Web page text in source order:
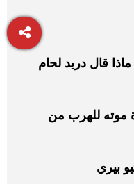
قال دريد لحام
موته للهرب من